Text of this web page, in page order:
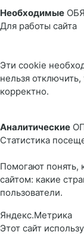
Необходимые
Для работы сайта
Эти cookie
нельзя отключить,
корректно.
Аналитические
Статистика
Помогают понять,
сайтом: какие
пользователи.
Яндекс.Метрика
Этот сайт